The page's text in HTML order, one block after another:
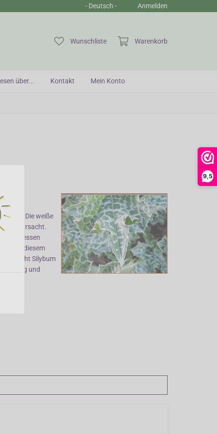
9,5
- Deutsch - Anmelden
Wunschliste Warenkorb
über... Kontakt Mein Konto
ist. Die weiße
verursacht.
gegessen
neben diesem
steht Silybum
und